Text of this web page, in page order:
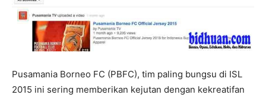
Pusamania Borneo FC (PBFC), tim paling bungsu di ISL
2015 ini sering memberikan kejutan dengan kekreatifan